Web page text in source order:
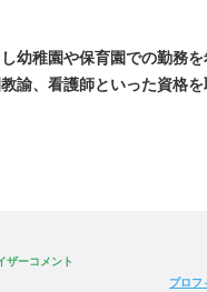
幼稚園や保育園での勤務
諭、看護師といった資格を
ザーコメント
プロフ